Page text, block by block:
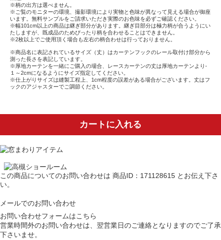
※柄の出方は選べません。
※ご覧のモニターの環境、撮影環境により実物と色味が異なって見える場合が御座
います。無料サンプルをご請求いただき実際のお色味を必ずご確認ください。
※幅101cm以上の商品は継ぎ部分があります。継ぎ目部分は極力柄が合うようにい
たしますが、既成品のためぴったり柄を合わせることはできません。
※2枚以上でご使用頂く場合も左右の柄合わせは行っておりません。
※商品名に表記されているサイズ（丈）はカーテンフックのレール取付け部分から
測った長さを表記しています。
※厚地カーテンを一緒にご購入の場合、レースカーテンの丈は厚地カーテンより-
１～2cmになるようにサイズ指定してください。
※仕上がりサイズは縫製工程上、1cm程度の誤差がある場合がございます。丈はフ
ックのアジャスターでご調節ください。
カートに入れる
この商品についてのお問い合わせは 商品ID：171128615 とお伝え下さ
い。
メールでのお問い合わせ
お問い合わせフォームはこちら
営業時間外のお問い合わせは、翌営業日のご連絡となりますのでご了承
下さいませ。